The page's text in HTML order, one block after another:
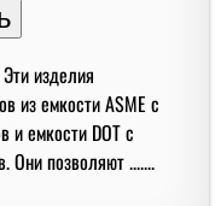
изделия
из емкости ASME с
и емкости DOT с
Они позволяют .......